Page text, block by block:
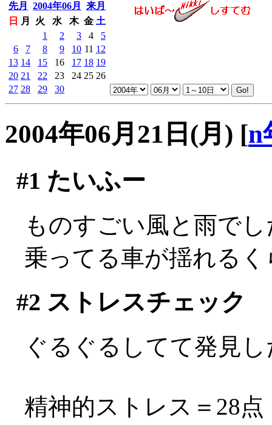
先月 2004年06月
来月
日
月 火 水 木 金 土
1
2 3 4
5
6
7 8 9 10 11 12
13 14 15 16 17 18 19
20 21 22 23 24 25 26
27 28 29 30
2004年06月21日(月) [n
#1 たいふー
ものすごい風と雨で
乗ってる車が揺れるく
#2 ストレスチェック
ぐるぐるしてて発見
精神的ストレス＝28点